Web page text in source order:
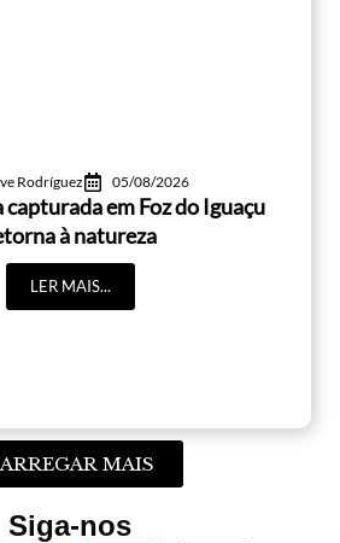
Rodríguez 05/08/2026
em Foz do Iguaçu
à natureza
LER MAIS...
MAIS
Siga-nos